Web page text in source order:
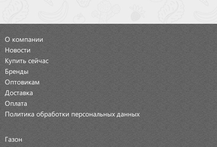
О компании
Новости
Купить сейчас
Бренды
Оптовикам
Доставка
Оплата
Политика обработки персональных данных
Газон